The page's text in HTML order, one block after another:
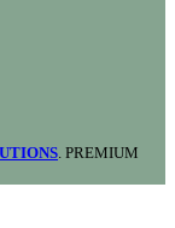
. PREMIUM